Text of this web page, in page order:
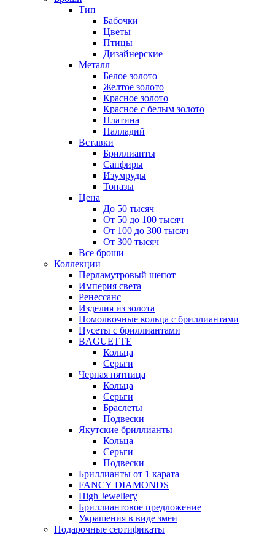
Тип
Бабочки
Цветы
Птицы
Дизайнерские
Металл
Белое золото
Желтое золото
Красное золото
Красное с белым золото
Платина
Палладий
Вставки
Бриллианты
Сапфиры
Изумруды
Топазы
Цена
До 50 тысяч
От 50 до 100 тысяч
От 100 до 300 тысяч
От 300 тысяч
Все броши
Коллекции
Перламутровый шепот
Империя света
Ренессанс
Изделия из золота
Помолвочные кольца с бриллиантами
Пусеты с бриллиантами
BAGUETTE
Кольца
Серьги
Черная пятница
Кольца
Серьги
Браслеты
Подвески
Якутские бриллианты
Кольца
Серьги
Подвески
Бриллианты от 1 карата
FANCY DIAMONDS
High Jewellery
Бриллиантовое предложение
Украшения в виде змеи
Подарочные сертификаты